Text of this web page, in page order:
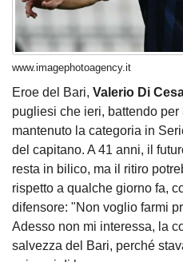
www.imagephotoagency.it
Eroe del Bari, Valerio Di
pugliesi che ieri, battendo
mantenuto la categoria in
del capitano. A 41 anni, il
resta in bilico, ma il ritiro
rispetto a qualche giorno fa,
difensore: "Non voglio farmi
Adesso non mi interessa, la
salvezza del Bari, perché